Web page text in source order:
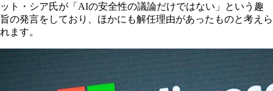
ット・シア氏が「AIの安全性の議論だけではない」という趣
旨の発言をしており、ほかにも解任理由があったものと考えら
れます。